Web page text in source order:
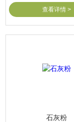
查看详情 >
石灰粉